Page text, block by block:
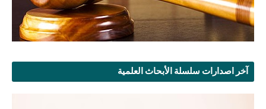
آخر اصدارات سلسلة الأبحاث العلمية